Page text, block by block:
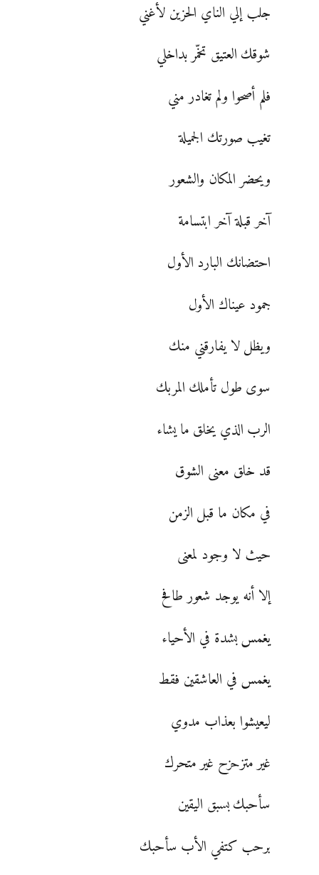
جلب إلي الناي الحزين لأغني
شوقك العتيق تخمّر بداخلي
فلم أصحوا ولم تغادر مني
تغيب صورتك الجميلة
ويحضر المكان والشعور
آخر قبلة آخر ابتسامة
احتضانك البارد الأول
جمود عيناك الأول
ويظل لا يفارقني منك
سوى طول تأملك المربك
الرب الذي يخلق ما يشاء
قد خلق معنى الشوق
في مكان ما قبل الزمن
حيث لا وجود لمعنى
إلا أنه يوجد شعور طافح
يغمس بشدة في الأحياء
يغمس في العاشقين فقط
ليعيشوا بعذاب مدوي
غير متزحزح غير متحرك
سأحبك بسبق اليقين
برحب كتفي الأب سأحبك